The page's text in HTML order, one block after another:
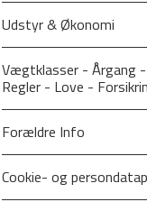
Udstyr & Økonomi
Vægtklasser - Årgang -
Regler - Love -
Forældre Info
Cookie- og